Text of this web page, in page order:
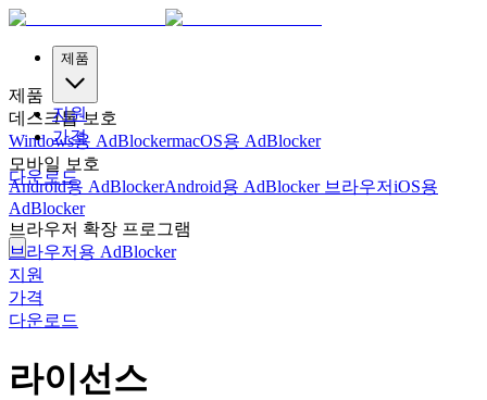
제품
지원
가격
다운로드
제품
데스크톱 보호
Windows용 AdBlockermacOS용 AdBlocker
모바일 보호
Android용 AdBlockerAndroid용 AdBlocker 브라우저iOS용
AdBlocker
브라우저 확장 프로그램
브라우저용 AdBlocker
지원
가격
다운로드
라이선스